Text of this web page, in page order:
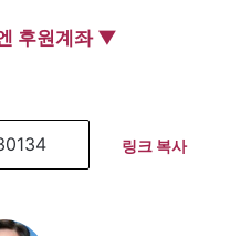
후원계좌 ▼
링크 복사